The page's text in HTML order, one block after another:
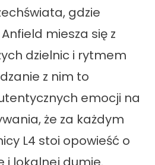
gdzie
miesza się z
dzielnic i rytmem
z nim to
emocji na
że za każdym
L4 stoi opowieść o